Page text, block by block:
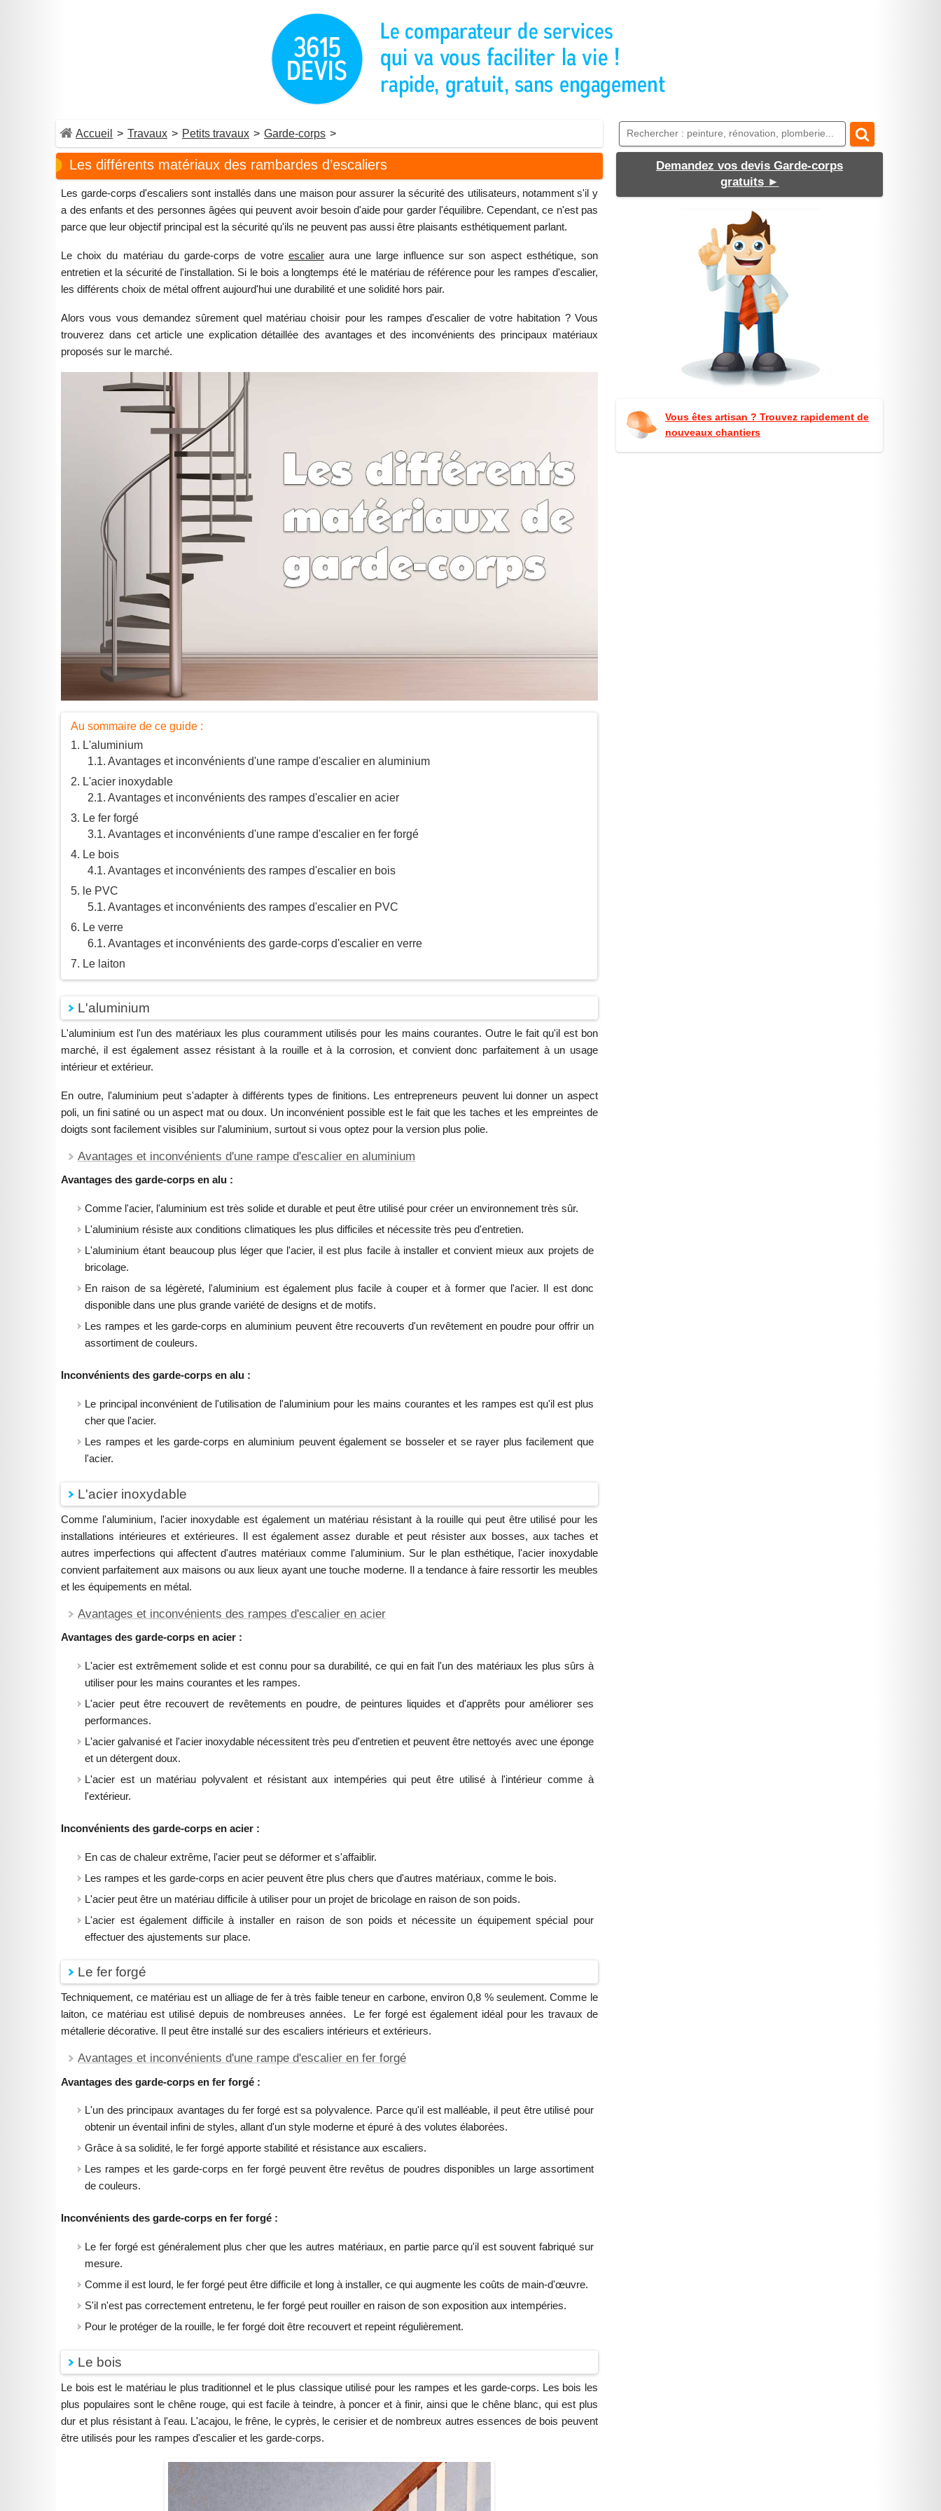
Accueil > Travaux > Petits travaux > Garde-corps >
Les différents matériaux des rambardes d’escaliers
Les garde-corps d'escaliers sont installés dans une maison pour assurer la sécurité des utilisateurs, notamment s'il y
a des enfants et des personnes âgées qui peuvent avoir besoin d'aide pour garder l'équilibre. Cependant, ce n'est pas
parce que leur objectif principal est la sécurité qu'ils ne peuvent pas aussi être plaisants esthétiquement parlant.
Le choix du matériau du garde-corps de votre escalieraura une large influence sur son aspect esthétique, son
entretien et la sécurité de l'installation. Si le bois a longtemps été le matériau de référence pour les rampes d'escalier,
les différents choix de métal offrent aujourd'hui une durabilité et une solidité hors pair.
Alors vous vous demandez sûrement quel matériau choisir pour les rampes d'escalier de votre habitation ? Vous
trouverez dans cet article une explication détaillée des avantages et des inconvénients des principaux matériaux
proposés sur le marché.
Au sommaire de ce guide :
L'aluminium
Avantages et inconvénients d'une rampe d'escalier en aluminium
L'acier inoxydable
Avantages et inconvénients des rampes d'escalier en acier
Le fer forgé
Avantages et inconvénients d'une rampe d'escalier en fer forgé
Le bois
Avantages et inconvénients des rampes d'escalier en bois
le PVC
Avantages et inconvénients des rampes d'escalier en PVC
Le verre
Avantages et inconvénients des garde-corps d'escalier en verre
Le laiton
L'aluminium
L'aluminium est l'un des matériaux les plus couramment utilisés pour les mains courantes. Outre le fait qu'il est bon
marché, il est également assez résistant à la rouille et à la corrosion, et convient donc parfaitement à un usage
intérieur et extérieur.
En outre, l'aluminium peut s'adapter à différents types de finitions. Les entrepreneurs peuvent lui donner un aspect
poli, un fini satiné ou un aspect mat ou doux. Un inconvénient possible est le fait que les taches et les empreintes de
doigts sont facilement visibles sur l'aluminium, surtout si vous optez pour la version plus polie.
Avantages et inconvénients d'une rampe d'escalier en aluminium
Avantages des garde-corps en alu :
Comme l'acier, l'aluminium est très solide et durable et peut être utilisé pour créer un environnement très sûr.
L'aluminium résiste aux conditions climatiques les plus difficiles et nécessite très peu d'entretien.
L'aluminium étant beaucoup plus léger que l'acier, il est plus facile à installer et convient mieux aux projets de
bricolage.
En raison de sa légèreté, l'aluminium est également plus facile à couper et à former que l'acier. Il est donc
disponible dans une plus grande variété de designs et de motifs.
Les rampes et les garde-corps en aluminium peuvent être recouverts d'un revêtement en poudre pour offrir un
assortiment de couleurs.
Inconvénients des garde-corps en alu :
Le principal inconvénient de l'utilisation de l'aluminium pour les mains courantes et les rampes est qu'il est plus
cher que l'acier.
Les rampes et les garde-corps en aluminium peuvent également se bosseler et se rayer plus facilement que
l'acier.
L'acier inoxydable
Comme l'aluminium, l'acier inoxydable est également un matériau résistant à la rouille qui peut être utilisé pour les
installations intérieures et extérieures. Il est également assez durable et peut résister aux bosses, aux taches et
autres imperfections qui affectent d'autres matériaux comme l'aluminium. Sur le plan esthétique, l'acier inoxydable
convient parfaitement aux maisons ou aux lieux ayant une touche moderne. Il a tendance à faire ressortir les meubles
et les équipements en métal.
Avantages et inconvénients des rampes d'escalier en acier
Avantages des garde-corps en acier :
L'acier est extrêmement solide et est connu pour sa durabilité, ce qui en fait l'un des matériaux les plus sûrs à
utiliser pour les mains courantes et les rampes.
L'acier peut être recouvert de revêtements en poudre, de peintures liquides et d'apprêts pour améliorer ses
performances.
L'acier galvanisé et l'acier inoxydable nécessitent très peu d'entretien et peuvent être nettoyés avec une éponge
et un détergent doux.
L'acier est un matériau polyvalent et résistant aux intempéries qui peut être utilisé à l'intérieur comme à
l'extérieur.
Inconvénients des garde-corps en acier :
En cas de chaleur extrême, l'acier peut se déformer et s'affaiblir.
Les rampes et les garde-corps en acier peuvent être plus chers que d'autres matériaux, comme le bois.
L'acier peut être un matériau difficile à utiliser pour un projet de bricolage en raison de son poids.
L'acier est également difficile à installer en raison de son poids et nécessite un équipement spécial pour
effectuer des ajustements sur place.
Le fer forgé
Techniquement, ce matériau est un alliage de fer à très faible teneur en carbone, environ 0,8 % seulement. Comme le
laiton, ce matériau est utilisé depuis de nombreuses années. Le fer forgé est également idéal pour les travaux de
métallerie décorative. Il peut être installé sur des escaliers intérieurs et extérieurs.
Avantages et inconvénients d'une rampe d'escalier en fer forgé
Avantages des garde-corps en fer forgé :
L'un des principaux avantages du fer forgé est sa polyvalence. Parce qu'il est malléable, il peut être utilisé pour
obtenir un éventail infini de styles, allant d'un style moderne et épuré à des volutes élaborées.
Grâce à sa solidité, le fer forgé apporte stabilité et résistance aux escaliers.
Les rampes et les garde-corps en fer forgé peuvent être revêtus de poudres disponibles un large assortiment
de couleurs.
Inconvénients des garde-corps en fer forgé :
Le fer forgé est généralement plus cher que les autres matériaux, en partie parce qu'il est souvent fabriqué sur
mesure.
Comme il est lourd, le fer forgé peut être difficile et long à installer, ce qui augmente les coûts de main-d'œuvre.
S'il n'est pas correctement entretenu, le fer forgé peut rouiller en raison de son exposition aux intempéries.
Pour le protéger de la rouille, le fer forgé doit être recouvert et repeint régulièrement.
Le bois
Le bois est le matériau le plus traditionnel et le plus classique utilisé pour les rampes et les garde-corps. Les bois les
plus populaires sont le chêne rouge, qui est facile à teindre, à poncer et à finir, ainsi que le chêne blanc, qui est plus
dur et plus résistant à l'eau. L'acajou, le frêne, le cyprès, le cerisier et de nombreux autres essences de bois peuvent
être utilisés pour les rampes d'escalier et les garde-corps.
Demandez vos devis Garde-corps
gratuits►
Vous êtes artisan ? Trouvez rapidement de
nouveaux chantiers